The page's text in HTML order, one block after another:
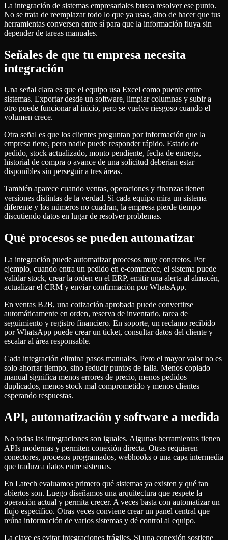
La integración de sistemas empresariales busca resolver ese punto.
No se trata de reemplazar todo lo que ya usas, sino de hacer que tus
herramientas conversen entre sí para que la información fluya sin
depender de tareas manuales.
Señales de que tu empresa necesita
integración
Una señal clara es que el equipo usa Excel como puente entre
sistemas. Exportar desde un software, limpiar columnas y subir a
otro puede funcionar al inicio, pero se vuelve riesgoso cuando el
volumen crece.
Otra señal es que los clientes preguntan por información que la
empresa tiene, pero nadie puede responder rápido. Estado de
pedido, stock actualizado, monto pendiente, fecha de entrega,
historial de compra o avance de una solicitud deberían estar
disponibles sin perseguir a tres áreas.
También aparece cuando ventas, operaciones y finanzas tienen
versiones distintas de la verdad. Si cada equipo mira un sistema
diferente y los números no cuadran, la empresa pierde tiempo
discutiendo datos en lugar de resolver problemas.
Qué procesos se pueden automatizar
La integración puede automatizar procesos muy concretos. Por
ejemplo, cuando entra un pedido en e-commerce, el sistema puede
validar stock, crear la orden en el ERP, emitir una alerta al almacén,
actualizar el CRM y enviar confirmación por WhatsApp.
En ventas B2B, una cotización aprobada puede convertirse
automáticamente en orden, reserva de inventario, tarea de
seguimiento y registro financiero. En soporte, un reclamo recibido
por WhatsApp puede crear un ticket, consultar datos del cliente y
escalar al área responsable.
Cada integración elimina pasos manuales. Pero el mayor valor no es
solo ahorrar tiempo, sino reducir puntos de falla. Menos copiado
manual significa menos errores de precio, menos pedidos
duplicados, menos stock mal comprometido y menos clientes
esperando respuestas.
API, automatización y software a medida
No todas las integraciones son iguales. Algunas herramientas tienen
APIs modernas y permiten conexión directa. Otras requieren
conectores, procesos programados, webhooks o una capa intermedia
que traduzca datos entre sistemas.
En Latech evaluamos primero qué sistemas ya existen y qué tan
abiertos son. Luego diseñamos una arquitectura que respete la
operación actual y permita crecer. A veces basta con automatizar un
flujo específico. Otras veces conviene crear un panel central que
reúna información de varios sistemas y dé control al equipo.
La clave es evitar integraciones frágiles. Si una conexión sostiene